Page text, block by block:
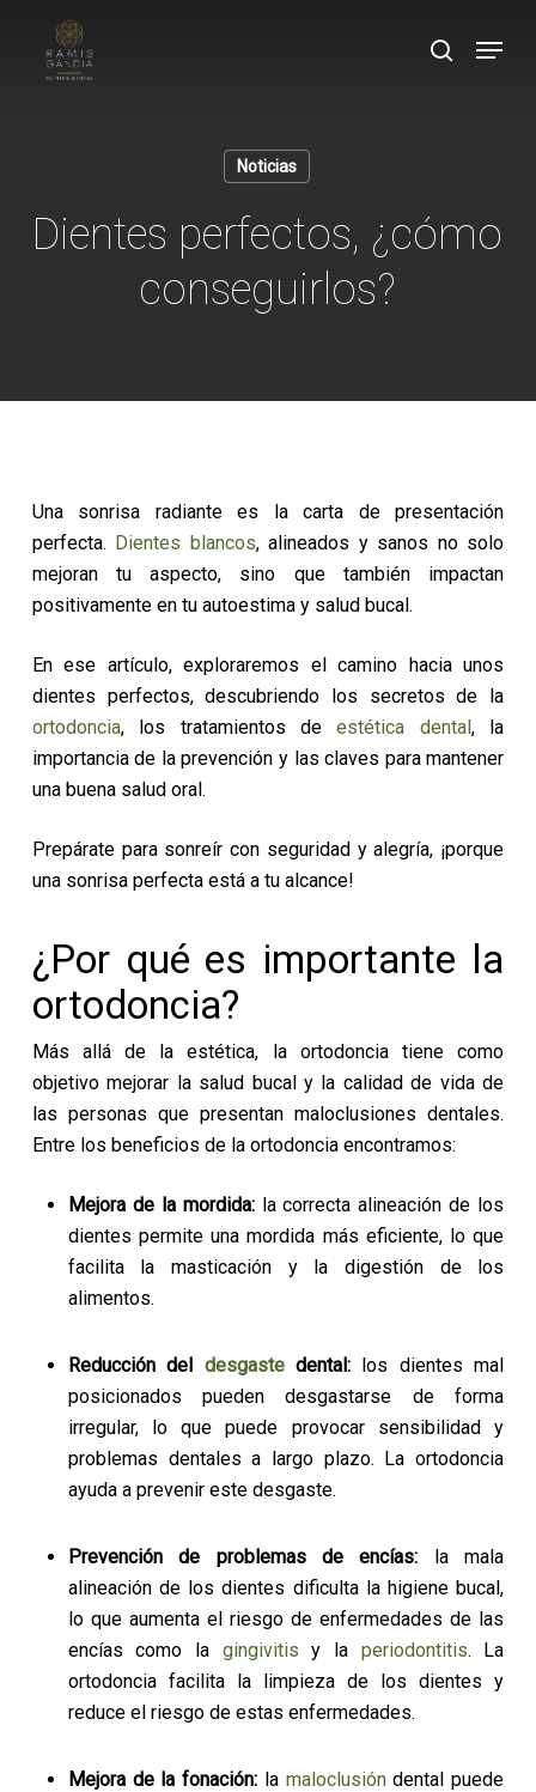
search
Menu
Noticias
Dientes perfectos, ¿cómo
conseguirlos?
Una sonrisa radiante es la carta de presentación
perfecta. Dientes blancos, alineados y sanos no solo
mejoran tu aspecto, sino que también impactan
positivamente en tu autoestima y salud bucal.
En ese artículo, exploraremos el camino hacia unos
dientes perfectos, descubriendo los secretos de la
ortodoncia, los tratamientos deestética dental, la
importancia de la prevención y las claves para mantener
una buena salud oral.
Prepárate para sonreír con seguridad y alegría, ¡porque
una sonrisa perfecta está a tu alcance!
¿Por qué es importante la
ortodoncia?
Más allá de la estética, la ortodoncia tiene como
objetivo mejorar la salud bucal y la calidad de vida de
las personas que presentan maloclusiones dentales.
Entre los beneficios de la ortodoncia encontramos:
Mejora de la mordida: la correcta alineación de los
dientes permite una mordida más eficiente, lo que
facilita la masticación y la digestión de los
alimentos.
Reducción del desgastedental: los dientes mal
posicionados pueden desgastarse de forma
irregular, lo que puede provocar sensibilidad y
problemas dentales a largo plazo. La ortodoncia
ayuda a prevenir este desgaste.
Prevención de problemas de encías: la mala
alineación de los dientes dificulta la higiene bucal,
lo que aumenta el riesgo de enfermedades de las
encías como la gingivitis y la periodontitis. La
ortodoncia facilita la limpieza de los dientes y
reduce el riesgo de estas enfermedades.
Mejora de la fonación: la maloclusióndental puede